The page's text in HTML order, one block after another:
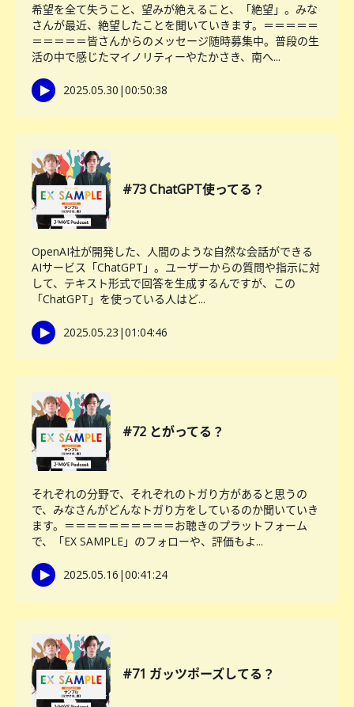
希望を全て失うこと、望みが絶えること、「絶望」。みな
さんが最近、絶望したことを聞いていきます。＝＝＝＝＝
＝＝＝＝＝皆さんからのメッセージ随時募集中。普段の生
活の中で感じたマイノリティーやたかさき、南へ...
2025.05.30 |00:50:38
#73 ChatGPT使ってる？
OpenAI社が開発した、人間のような自然な会話ができる
AIサービス「ChatGPT」。ユーザーからの質問や指示に対
して、テキスト形式で回答を生成するんですが、この
「ChatGPT」を使っている人はど...
2025.05.23 |01:04:46
#72 とがってる？
それぞれの分野で、それぞれのトガり方があると思うの
で、みなさんがどんなトガり方をしているのか聞いていき
ます。＝＝＝＝＝＝＝＝＝＝お聴きのプラットフォーム
で、「EX SAMPLE」のフォローや、評価もよ...
2025.05.16 |00:41:24
#71 ガッツポーズしてる？